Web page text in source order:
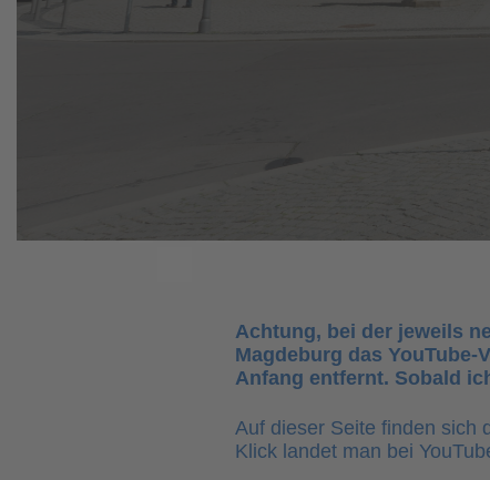
Achtung, bei der jeweils
Magdeburg das
Anfang entfernt. Sobald
Auf dieser Seite finden sich
Klick landet man bei